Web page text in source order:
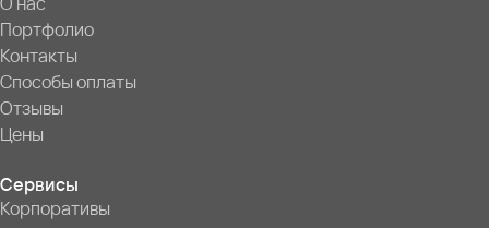
Портфолио
Контакты
Способы оплаты
Отзывы
Цены
Сервисы
Корпоративы